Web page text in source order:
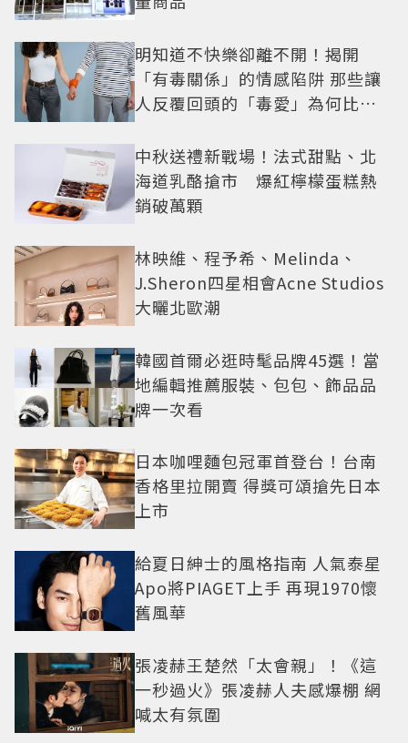
明知道不快樂卻離不開！揭開
「有毒關係」的情感陷阱 那些讓
人反覆回頭的「毒愛」為何比菸
中秋送禮新戰場！法式甜點、北
海道乳酪搶市 爆紅檸檬蛋糕熱
銷破萬顆
林映維、程予希、Melinda、
J.Sheron四星相會Acne Studios
大曬北歐潮
韓國首爾必逛時髦品牌45選！當
地編輯推薦服裝、包包、飾品品
牌一次看
日本咖哩麵包冠軍首登台！台南
香格里拉開賣 得獎可頌搶先日本
上市
給夏日紳士的風格指南 人氣泰星
Apo將PIAGET上手 再現1970懷
舊風華
張凌赫王楚然「太會親」！《這
一秒過火》張凌赫人夫感爆棚 網
喊太有氛圍